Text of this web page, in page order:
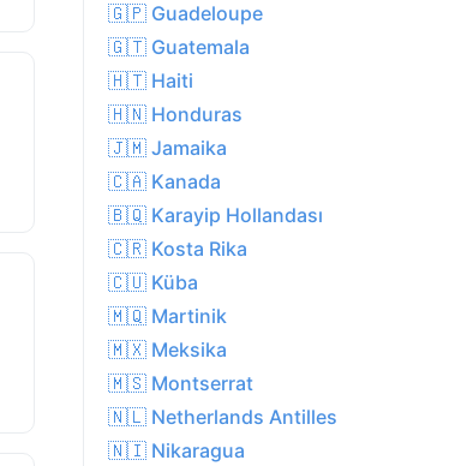
🇬🇵 Guadeloupe
🇬🇹 Guatemala
🇭🇹 Haiti
🇭🇳 Honduras
🇯🇲 Jamaika
🇨🇦 Kanada
🇧🇶 Karayip Hollandası
🇨🇷 Kosta Rika
🇨🇺 Küba
🇲🇶 Martinik
🇲🇽 Meksika
🇲🇸 Montserrat
🇳🇱 Netherlands Antilles
🇳🇮 Nikaragua